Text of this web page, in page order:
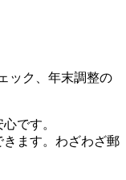
ック、年末調整の
です。
ます。わざわざ郵